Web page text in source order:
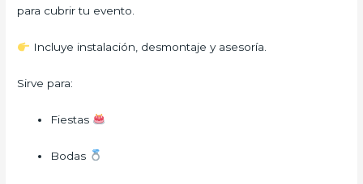
para cubrir tu evento.
Incluye instalación, desmontaje y asesoría.
Sirve para:
Fiestas
Bodas